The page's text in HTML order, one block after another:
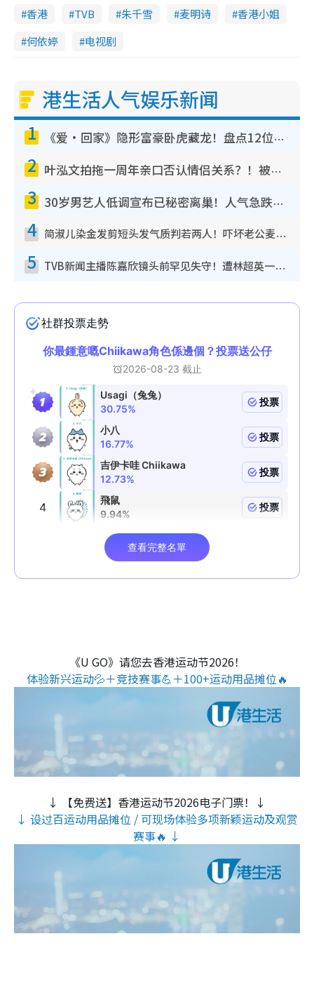
香港 TVB 朱千雪 麦明诗
香港小姐
何依婷
电视剧
港生活人气娱乐新闻
1 《爱·回家》隐形富豪卧虎藏龙！盘点12位财气逼人的有钱艺人：这位美女3亿身家不愁做
2 叶泓文拍拖一周年亲口否认情侣关系？！被质疑感情造假竟称GM“普通同事”
3 30岁男艺人低调宣布已秘密离巢！人气急跌变失踪人口：“这几年过得并不容易”
4 简淑儿染金发剪短头发气质判若两人！吓坏老公麦大力都认不出：“你做什么？”
5 TVB新闻主播陈嘉欣镜头前罕见失守！遭林超英一句话突袭吓坏当场大笑
《U GO》请您去香港运动节2026！
体验新兴运动💦＋竞技赛事💪＋100+运动用品摊位🔥
↓ 【免费送】香港运动节2026电子门票！↓
↓ 设过百运动用品摊位 / 可现场体验多项新颖运动及观赏
赛事🔥 ↓